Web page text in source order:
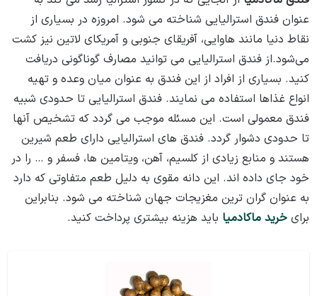
عنوان فندق استرالیایی شناخته می ‌شود. امروزه در بسیاری از
نقاط دنیا مانند هاوایی، آفریقای جنوبی و آمریکای لاتین نیز کشت
می‌شود.از فندق استرالیایی می ‌توانید مصارف گوناگونی دریافت
کنید. بسیاری از افراد از این فندق به عنوان میان وعده و تهیه
انواع غذاها استفاده می‌ نمایند. فندق استرالیایی تا حدودی شبیه
فندق معمولی است. این مسئله موجب می‌ گردد که تشخیص آنها
تا حدودی دشوار گردد. فندق‌ های استرالیایی دارای طعم شیرین
هستند و منابع زیادی از کلسیم، آهن، ویتامین‌ ها، فسفر و … را در
خود جای داده‌ اند. این دانه مقوی به دلیل طعم متفاوتی که دارد
به عنوان گران‌ ترین مغزیجات جهان شناخته می ‌شود. بنابراین
برای خرید ماکادمیا باید هزینه بیشتری پرداخت کنید.